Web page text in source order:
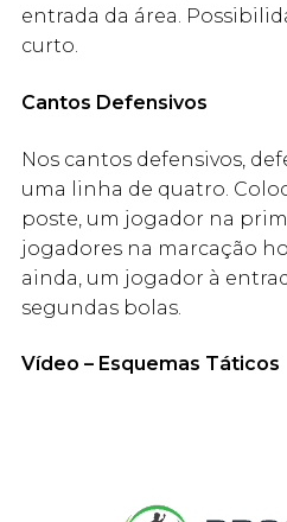
entrada da área.
curto.
Cantos Defensivos
Nos cantos defensivos,
uma linha de quatro.
poste, um jogador na
jogadores na marcação
ainda, um jogador à
segundas bolas.
Vídeo – Esquemas Táticos